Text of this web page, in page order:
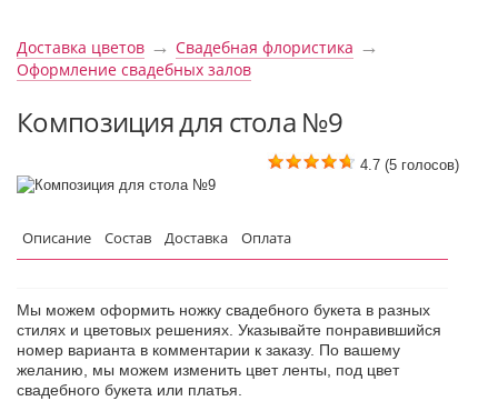
Доставка цветов → Свадебная флористика →
Оформление свадебных залов
Композиция для стола №9
4.7 (5 голосов)
Описание Состав Доставка Оплата
Мы можем оформить ножку свадебного букета в разных
стилях и цветовых решениях. Указывайте понравившийся
номер варианта в комментарии к заказу. По вашему
желанию, мы можем изменить цвет ленты, под цвет
свадебного букета или платья.